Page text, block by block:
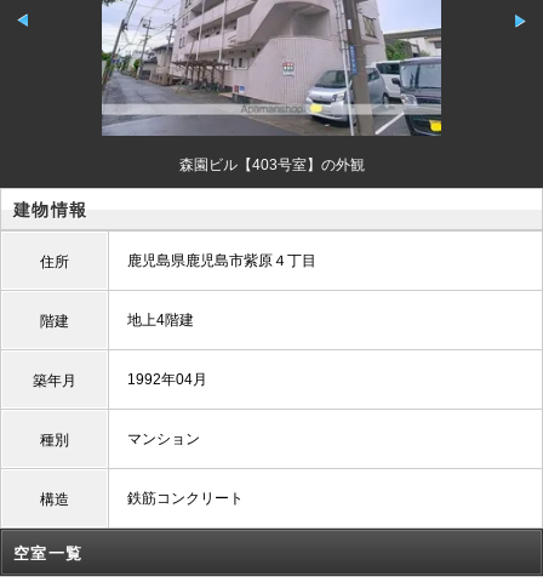
森園ビル【403号室】の外観
建物情報
住所 鹿児島県鹿児島市紫原４丁目
階建 地上4階建
築年月 1992年04月
種別 マンション
構造 鉄筋コンクリート
空室一覧